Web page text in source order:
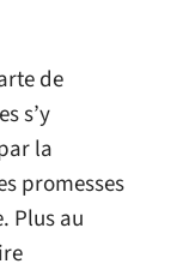
de
s’y
la
promesses
Plus au